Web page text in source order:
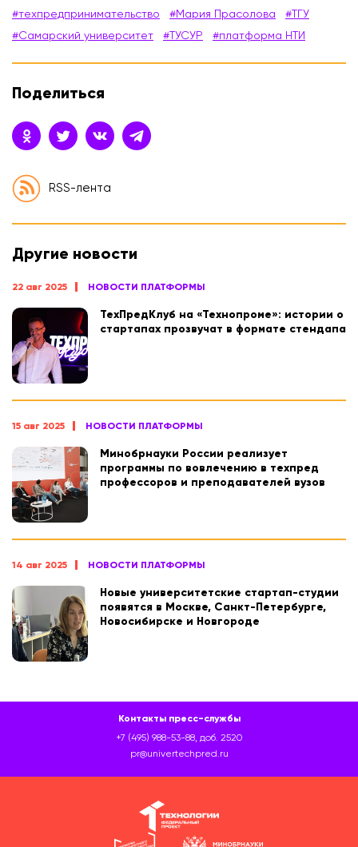
#техпредпринимательство
#Мария Прасолова
#ТГУ
#Самарский университет
#ТУСУР #платформа НТИ
Поделиться
RSS-лента
Другие новости
22 авг 2025 НОВОСТИ ПЛАТФОРМЫ
ТехПредКлуб на «Технопроме»: истории о
стартапах прозвучат в формате стендапа
15 авг 2025 НОВОСТИ ПЛАТФОРМЫ
Минобрнауки России реализует
программы по вовлечению в техпред
профессоров и преподавателей вузов
14 авг 2025 НОВОСТИ ПЛАТФОРМЫ
Новые университетские стартап-студии
появятся в Москве, Санкт-Петербурге,
Новосибирске и Новгороде
Контакты пресс-службы
+7 (495) 988-53-88, доб. 2520
pr@univertechpred.ru